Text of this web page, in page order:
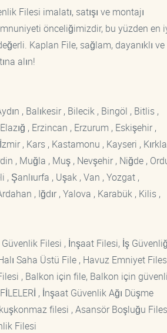
Filesi imalatı, satışı ve montajı
önceliğimizdir, bu yüzden en
Kaplan File, sağlam, dayanıklı ve
alın!
, Balıkesir , Bilecik , Bingöl , Bitlis ,
, Erzincan , Erzurum , Eskişehir ,
, Kars , Kastamonu , Kayseri ,
, Muğla , Muş , Nevşehir , Niğde ,
, Şanlıurfa , Uşak , Van , Yozgat ,
, Iğdır , Yalova , Karabük , Kilis ,
Filesi , İnşaat Filesi, İş
Saha Üstü File , Havuz Emniyet
, Balkon için file, Balkon için
, İnşaat Güvenlik Ağı Düşme
filesi , Asansör Boşluğu
Filesi